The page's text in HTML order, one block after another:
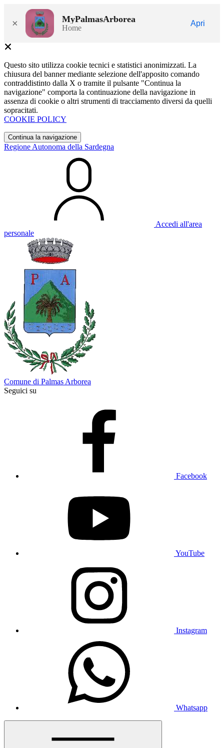
× MyPalmasArborea
Home
Apri
Questo sito utilizza cookie tecnici e statistici anonimizzati. La
chiusura del banner mediante selezione dell'apposito comando
contraddistinto dalla X o tramite il pulsante "Continua la
navigazione" comporta la continuazione della navigazione in
assenza di cookie o altri strumenti di tracciamento diversi da quelli
sopracitati.
COOKIE POLICY
Continua la navigazione
Regione Autonoma della Sardegna
Accedi all'area
personale
Comune di Palmas Arborea
Seguici su
Facebook
YouTube
Instagram
Whatsapp